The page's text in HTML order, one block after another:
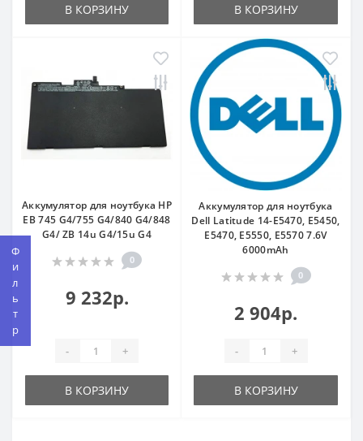
Фильтр
В КОРЗИНУ В КОРЗИНУ
Аккумулятор для ноутбука HP
EB 745 G4/755 G4/840 G4/848
G4/ ZB 14u G4/15u G4
0
9 232р.
- +
В КОРЗИНУ
Аккумулятор для ноутбука
Dell Latitude 14-E5470, E5450,
E5470, E5550, E5570 7.6V
6000mAh
0
2 904р.
- +
В КОРЗИНУ